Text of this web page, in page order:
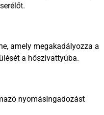
amely megakadályozza a
a hőszivattyúba.
nyomásingadozást